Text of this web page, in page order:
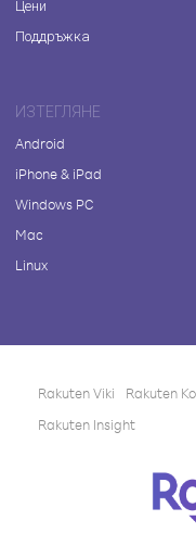
Цени
Поддръжка
ИЗТЕГЛЯНЕ
Android
iPhone & iPad
Windows PC
Mac
Linux
Rakuten Viki Rakuten
Rakuten Insight